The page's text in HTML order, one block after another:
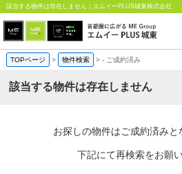
該当する物件は存在しません｜エムイーPLUS城東株式会社
TOPページ > 物件検索 >- ご成約済み
該当する物件は存在しません
お探しの物件はご成約済みと
下記にて再検索をお願